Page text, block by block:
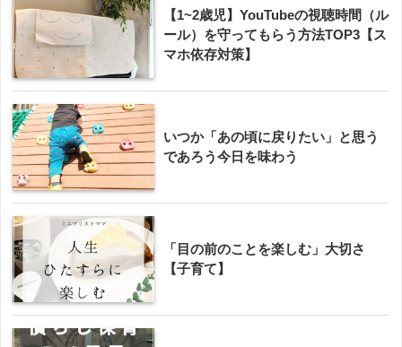
【1~2歳児】YouTubeの視聴時間（ル
ール）を守ってもらう方法TOP3【ス
マホ依存対策】
いつか「あの頃に戻りたい」と思う
であろう今日を味わう
「目の前のことを楽しむ」大切さ
【子育て】